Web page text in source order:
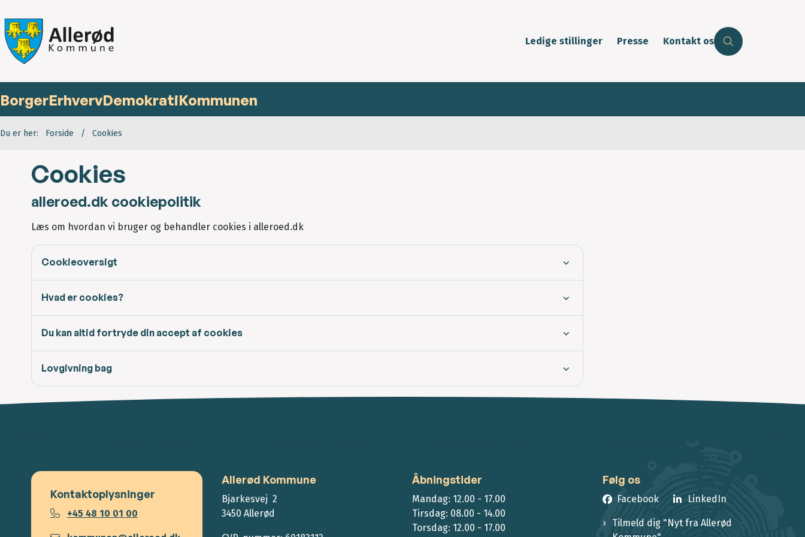
Ledige stillinger Presse Kontakt os
BorgerErhvervDemokratiKommunen
Du er her: Forside Cookies
Cookies
alleroed.dk cookiepolitik
Læs om hvordan vi bruger og behandler cookies i alleroed.dk
Cookieoversigt
Hvad er cookies?
Du kan altid fortryde din accept af cookies
Lovgivning bag
Kontaktoplysninger
+45 48 10 01 00
Allerød Kommune
Bjarkesvej 2
3450 Allerød
Åbningstider
Mandag: 12.00 - 17.00
Tirsdag: 08.00 - 14.00
Torsdag: 12.00 - 17.00
Følg os
Facebook LinkedIn
Tilmeld dig "Nyt fra Allerød